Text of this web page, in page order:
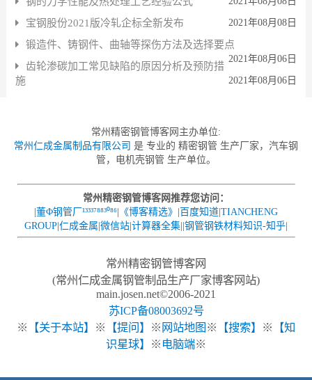
宝钢股份2021版冷轧企标全新发布 2021年08月08日
锻造件、铸钢件、曲轴等探伤方法及选择要点
2021年08月06日
齿轮渗碳加工常见缺陷的原因分析及预防措
施
2021年08月06日
常州精密钢管博客网主办单位:
常州仁成金属制品有限公司 是 专业的 精密钢管 生产厂家，汽车钢
管，电机壳钢管 生产单位。
常州精密钢管博客网推荐您访问：
董Φ钢管厂¹³³³⁷⁸⁸³⁰⁸⁶ 《博客精选》 百度知道 TIANCHENG
GROUP 仁成金属 微信站 计算器全集 钢管钢铁材料知识-知乎
常州精密钢管博客网
(常州仁成金属钢管制品生产厂家博客网站)
main.josen.net©2006-2021
苏ICP备08003692号
※
【关于本站】 ※ 【提问】 ※ 网站地图 ※ 【搜索】 ※
【知
识星球】
※ 电脑端※